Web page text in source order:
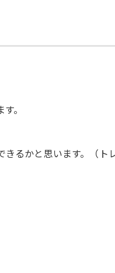
。
るかと思います。（ト